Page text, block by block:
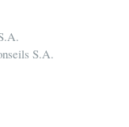
S.A.